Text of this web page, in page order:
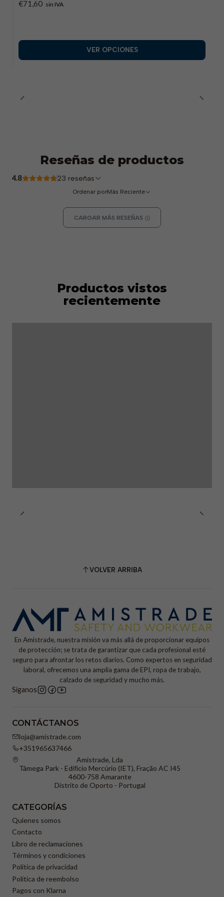
€71,60 sin IVA
VER OPCIONES
Reseñas de productos
4.8 23 reseñas
Ordenar porMás Reciente
CARGAR MÁS RESEÑAS
Productos vistos
recientemente
VOLVER ARRIBA
En Amistrade, nuestra misión va más allá de proporcionar equipos
de protección; se trata de garantizar que cada profesional esté
seguro para afrontar los retos diarios. Como expertos en seguridad
laboral, ofrecemos una amplia gama de EPI, ropa de trabajo,
calzado de seguridad y mucho más.
Síganos
CONTÁCTANOS
loja@amistrade.com
+351965637466
Amistrade, Lda
Tâmega Park - Edifício Mercúrio (IET), Fração AC I45
4600-758 Amarante
Distrito de Oporto - Portugal
CATEGORÍAS
Quienes somos
Contacto
Libro de reclamaciones
Términos y condiciones
Política de privacidad
Política de reembolso
Pagos con Klarna